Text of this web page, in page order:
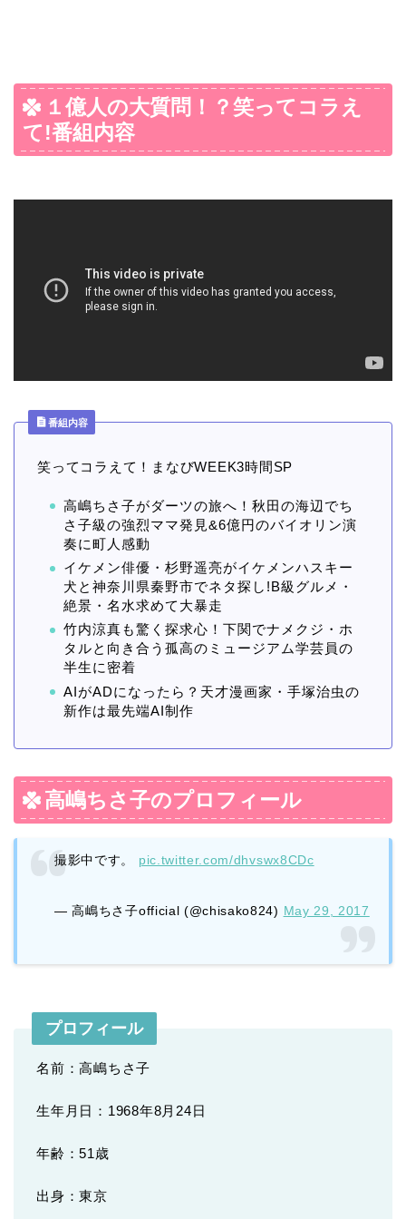
１億人の大質問！？笑ってコラえ
て!番組内容
番組内容
笑ってコラえて！まなびWEEK3時間SP
高嶋ちさ子がダーツの旅へ！秋田の海辺でち
さ子級の強烈ママ発見&6億円のバイオリン演
奏に町人感動
イケメン俳優・杉野遥亮がイケメンハスキー
犬と神奈川県秦野市でネタ探し!B級グルメ・
絶景・名水求めて大暴走
竹内涼真も驚く探求心！下関でナメクジ・ホ
タルと向き合う孤高のミュージアム学芸員の
半生に密着
AIがADになったら？天才漫画家・手塚治虫の
新作は最先端AI制作
高嶋ちさ子のプロフィール
撮影中です。 pic.twitter.com/dhvswx8CDc
— 高嶋ちさ子official (@chisako824) May 29, 2017
プロフィール
名前：高嶋ちさ子
生年月日：1968年8月24日
年齢：51歳
出身：東京